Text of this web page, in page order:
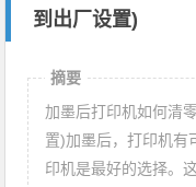
到出厂设置)
摘要
加墨后打印机如何清
置)加墨后，打印机有
印机是最好的选择。